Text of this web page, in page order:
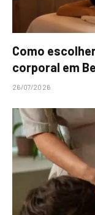
Como
corporal em
26/07/2026